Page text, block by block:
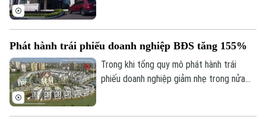
Chuyên mục
Thời sự
Phát hành trái phiếu doanh nghiệp BĐS tăng 155%
Trong khi tổng quy mô phát hành trái
phiếu doanh nghiệp giảm nhẹ trong nửa